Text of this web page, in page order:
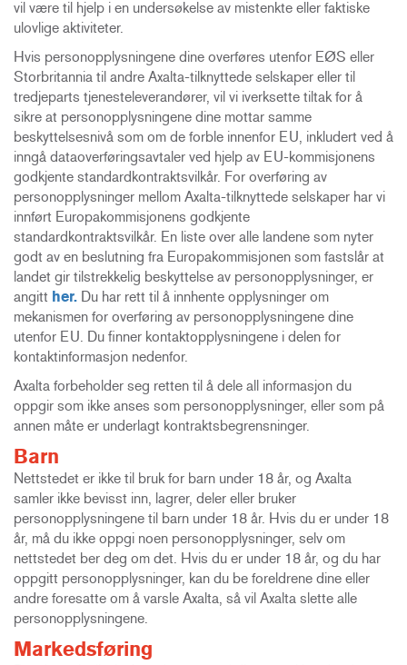
vil være til hjelp i en undersøkelse av mistenkte eller faktiske
ulovlige aktiviteter.
Hvis personopplysningene dine overføres utenfor EØS eller
Storbritannia til andre Axalta-tilknyttede selskaper eller til
tredjeparts tjenesteleverandører, vil vi iverksette tiltak for å
sikre at personopplysningene dine mottar samme
beskyttelsesnivå som om de forble innenfor EU, inkludert ved å
inngå dataoverføringsavtaler ved hjelp av EU-kommisjonens
godkjente standardkontraktsvilkår. For overføring av
personopplysninger mellom Axalta-tilknyttede selskaper har vi
innført Europakommisjonens godkjente
standardkontraktsvilkår. En liste over alle landene som nyter
godt av en beslutning fra Europakommisjonen som fastslår at
landet gir tilstrekkelig beskyttelse av personopplysninger, er
angitt her. Du har rett til å innhente opplysninger om
mekanismen for overføring av personopplysningene dine
utenfor EU. Du finner kontaktopplysningene i delen for
kontaktinformasjon nedenfor.
Axalta forbeholder seg retten til å dele all informasjon du
oppgir som ikke anses som personopplysninger, eller som på
annen måte er underlagt kontraktsbegrensninger.
Barn
Nettstedet er ikke til bruk for barn under 18 år, og Axalta
samler ikke bevisst inn, lagrer, deler eller bruker
personopplysningene til barn under 18 år. Hvis du er under 18
år, må du ikke oppgi noen personopplysninger, selv om
nettstedet ber deg om det. Hvis du er under 18 år, og du har
oppgitt personopplysninger, kan du be foreldrene dine eller
andre foresatte om å varsle Axalta, så vil Axalta slette alle
personopplysningene.
Markedsføring